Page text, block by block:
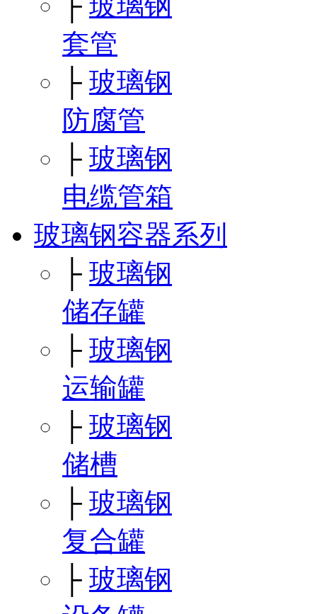
套管
├ 玻璃钢
防腐管
├ 玻璃钢
电缆管箱
玻璃钢容器系列
├ 玻璃钢
储存罐
├ 玻璃钢
运输罐
├ 玻璃钢
储槽
├ 玻璃钢
复合罐
├ 玻璃钢